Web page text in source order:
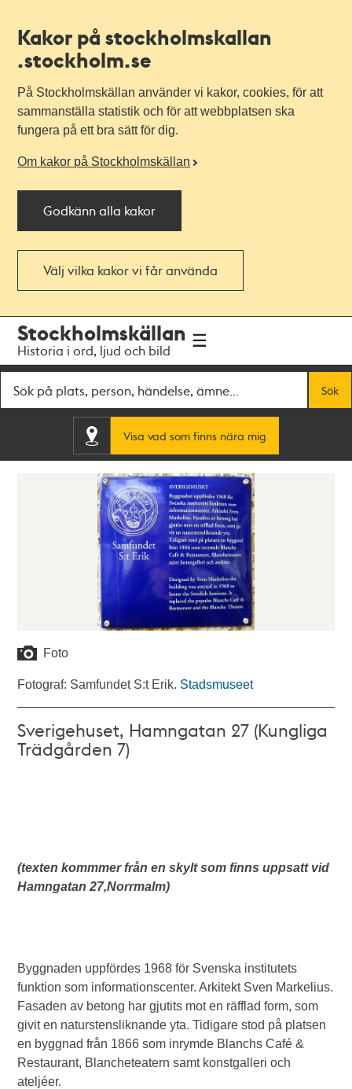
Kakor på stockholmskallan
.stockholm.se
På Stockholmskällan använder vi kakor, cookies, för att
sammanställa statistik och för att webbplatsen ska
fungera på ett bra sätt för dig.
Om kakor på Stockholmskällan
Godkänn alla kakor
Välj vilka kakor vi får använda
navigationen
huvudinnehållet
Stockholmskällan
Historia i ord, ljud och bild
Sök
Visa vad som finns nära mig
Foto
Fotograf: Samfundet S:t Erik. Stadsmuseet
Sverigehuset, Hamngatan 27 (Kungliga
Trädgården 7)
(texten kommmer från en skylt som finns uppsatt vid
Hamngatan 27,Norrmalm)
Byggnaden uppfördes 1968 för Svenska institutets
funktion som informationscenter. Arkitekt Sven Markelius.
Fasaden av betong har gjutits mot en räfflad form, som
givit en naturstensliknande yta. Tidigare stod på platsen
en byggnad från 1866 som inrymde Blanchs Café &
Restaurant, Blancheteatern samt konstgalleri och
ateljéer.